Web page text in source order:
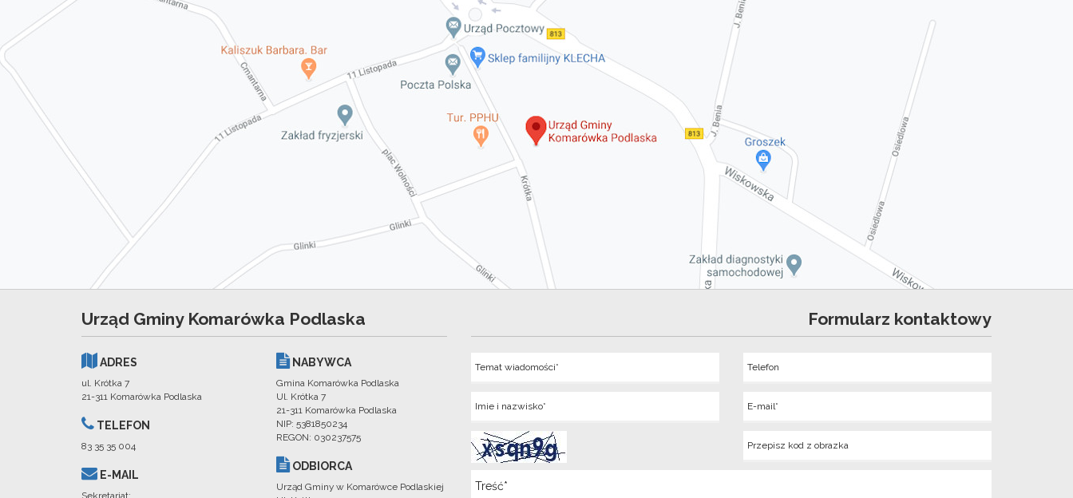
Urząd Gminy Komarówka Podlaska
ADRES
ul. Krótka 7
21-311 Komarówka Podlaska
TELEFON
83 35 35 004
E-MAIL
Sekretariat:
NABYWCA
Gmina Komarówka Podlaska
Ul. Krótka 7
21-311 Komarówka Podlaska
NIP: 5381850234
REGON: 030237575
ODBIORCA
Urząd Gminy w Komarówce Podlaskiej
Formularz kontaktowy